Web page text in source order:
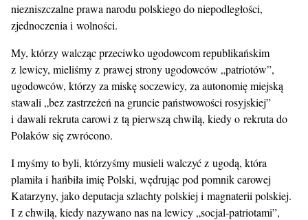
niezniszczalne prawa narodu polskiego do niepodległości,
zjednoczenia i wolności.
My, którzy walcząc przeciwko ugodowcom republikańskim
z lewicy, mieliśmy z prawej strony ugodowców „patriotów”,
ugodowców, którzy za miskę soczewicy, za autonomię miejską
stawali „bez zastrzeżeń na gruncie państwowości rosyjskiej”
i dawali rekruta carowi z tą pierwszą chwilą, kiedy o rekruta do
Polaków się zwrócono.
I myśmy to byli, którzyśmy musieli walczyć z ugodą, która
plamiła i hańbiła imię Polski, wędrując pod pomnik carowej
Katarzyny, jako deputacja szlachty polskiej i magnaterii polskiej.
I z chwilą, kiedy nazywano nas na lewicy „socjal-patriotami”,